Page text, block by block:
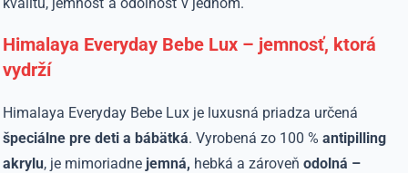
Himalaya Everyday Bebe Lux – jemnosť, ktorá
vydrží
Himalaya Everyday Bebe Lux je luxusná priadza určená
špeciálne pre deti a bábätká. Vyrobená zo 100 %antipilling
akrylu, je mimoriadne jemná, hebká a zároveňodolná –